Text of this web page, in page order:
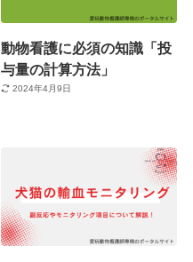
動物看護に必須の知識「投
与量の計算方法」
2024年4月9日